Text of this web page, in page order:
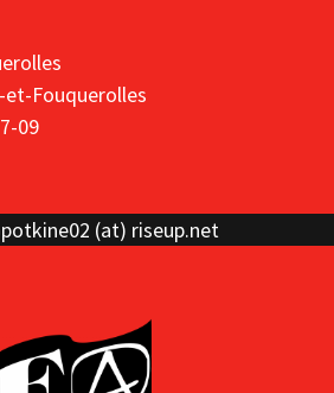
et-Fouquerolles
09
(at) riseup.net